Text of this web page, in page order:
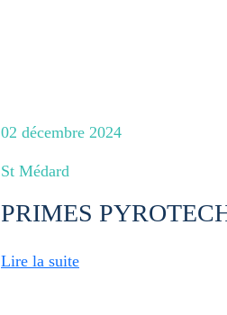
02 décembre 2024
St Médard
PRIMES
Lire la suite